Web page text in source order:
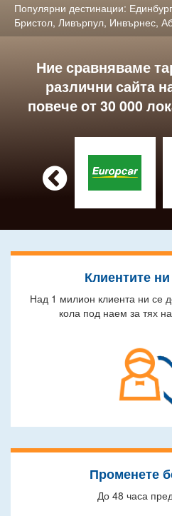
Популярни дестинации: Единбург
Бристол, Ливърпул, Инвърнес,
Ние сравняваме
различни сайта
повече от 30 000

Клиентите
Над 1 милион клиента ни се
кола под наем за тях
Променете
До 48 часа